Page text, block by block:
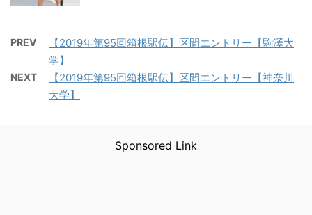
PREV
【2019年第95回箱根駅伝】区間エントリー【駒澤大
学】
NEXT
【2019年第95回箱根駅伝】区間エントリー【神奈川
大学】
Sponsored Link